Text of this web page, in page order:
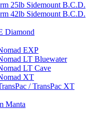
25lb Sidemount B.C.D.
42lb Sidemount B.C.D.
Diamond
EXP
LT Bluewater
LT Cave
XT
/ TransPac XT
Manta